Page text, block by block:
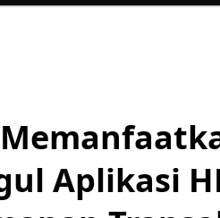
Aplikasi